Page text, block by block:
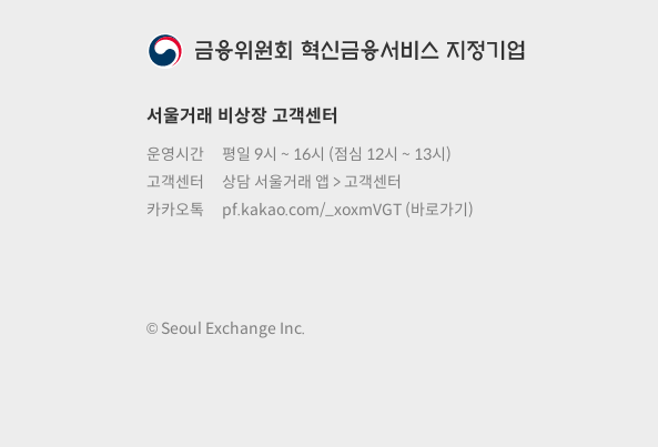
서울거래 비상장 고객센터
운영시간
평일 9시 ~ 16시 (점심 12시 ~ 13시)
고객센터
상담 서울거래 앱 > 고객센터
카카오톡
pf.kakao.com/_xoxmVGT (바로가기)
© Seoul Exchange Inc.